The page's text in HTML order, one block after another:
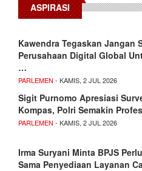
ASPIRASI
Kawendra Tegaskan Jangan
Perusahaan Digital Global
…
PARLEMEN - KAMIS, 2 JUL 2026
Sigit Purnomo Apresiasi
Kompas, Polri Semakin
PARLEMEN - KAMIS, 2 JUL 2026
Irma Suryani Minta BPJS
Sama Penyediaan Layanan